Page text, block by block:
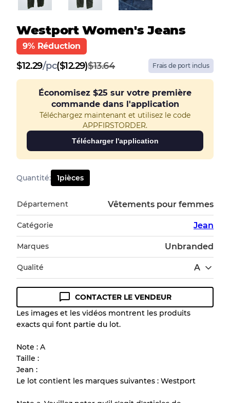
Westport Women's Jeans
9% Réduction
$12.29/pc($12.29)$13.64 Frais de port inclus
Économisez $25 sur votre première
commande dans l'application
Téléchargez maintenant et utilisez le code
APPFIRSTORDER.
Télécharger l'application
Quantité: 1pièces
Département Vêtements pour femmes
Catégorie Jean
Marques Unbranded
Qualité A
Guide des conditions
Tous les produits incluent un niveau de
de chaque article avant l'achat.
Il y a une marge d'erreur allant jusqu'à
en raison de la vente en gros
CONTACTER LE VENDEUR
Les images et les vidéos montrent les produits
exacts qui font partie du lot.
Note : A
Taille :
Jean :
Le lot contient les marques suivantes : Westport